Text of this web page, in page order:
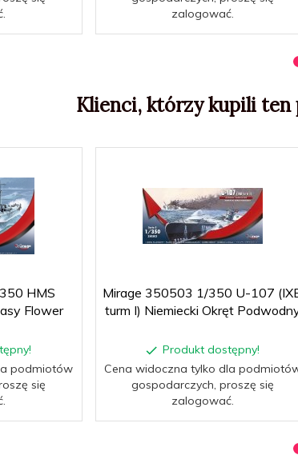
zalogować.
Klienci, którzy kupili
HMS
Flower
podmiotów
się
Mirage 350503 1/350 U-107
turm I) Niemiecki Okręt
Produkt dostępny!
Cena widoczna tylko dla
gospodarczych, proszę się
zalogować.